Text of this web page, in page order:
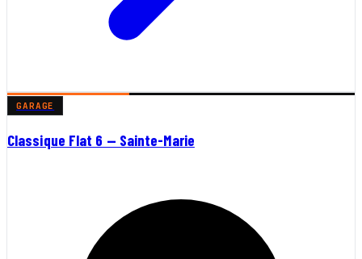
GARAGE
Classique Flat 6 — Sainte-Marie